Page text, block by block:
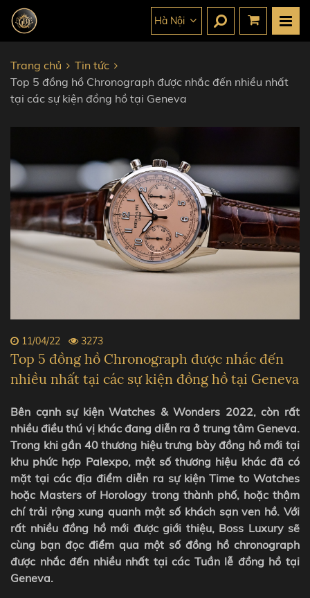
Hà Nội
Trang chủ
Tin tức
Top 5 đồng hồ Chronograph được nhắc đến nhiều nhất
tại các sự kiện đồng hồ tại Geneva
11/04/22 3273
Top 5 đồng hồ Chronograph được nhắc đến
nhiều nhất tại các sự kiện đồng hồ tại Geneva
Bên cạnh sự kiện Watches & Wonders 2022, còn rất
nhiều điều thú vị khác đang diễn ra ở trung tâm Geneva.
Trong khi gần 40 thương hiệu trưng bày đồng hồ mới tại
khu phức hợp Palexpo, một số thương hiệu khác đã có
mặt tại các địa điểm diễn ra sự kiện Time to Watches
hoặc Masters of Horology trong thành phố, hoặc thậm
chí trải rộng xung quanh một số khách sạn ven hồ. Với
rất nhiều đồng hồ mới được giới thiệu, Boss Luxury sẽ
cùng bạn đọc điểm qua một số đồng hồ chronograph
được nhắc đến nhiều nhất tại các Tuần lễ đồng hồ tại
Geneva.